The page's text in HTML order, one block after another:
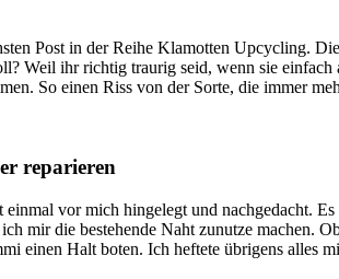
Post in der Reihe Klamotten Upcycling.
Weil ihr richtig traurig seid, wenn sie
So einen Riss von der Sorte, die immer
reparieren
vor mich hingelegt und nachgedacht.
mir die bestehende Naht zunutze machen.
einen Halt boten. Ich heftete übrigens alles